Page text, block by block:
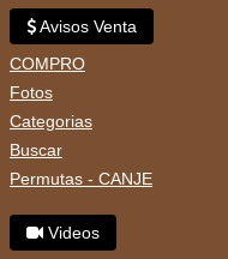
Avisos Venta
COMPRO
Fotos
Categorias
Buscar
Permutas - CANJE
Videos